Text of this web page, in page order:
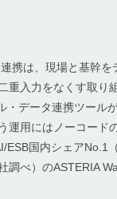
携は、現場と基幹を
重入力をなくす取り
・データ連携ツール
運用にはノーコード
ESB国内シェアNo.1
調べ）のASTERIA